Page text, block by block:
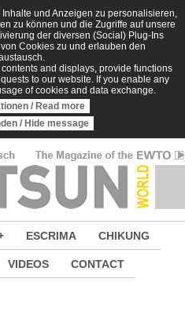
und Anzeigen zu personalisieren,
zu können und die Zugriffe auf unsere
der diversen (Social) Plug-Ins
Cookies zu und erlauben den
and displays, provide functions
to our website. If you enable any
of cookies and data exchange.
/ Read more
/ Hide message
ESCRIMA CHIKUNG
VIDEOS CONTACT